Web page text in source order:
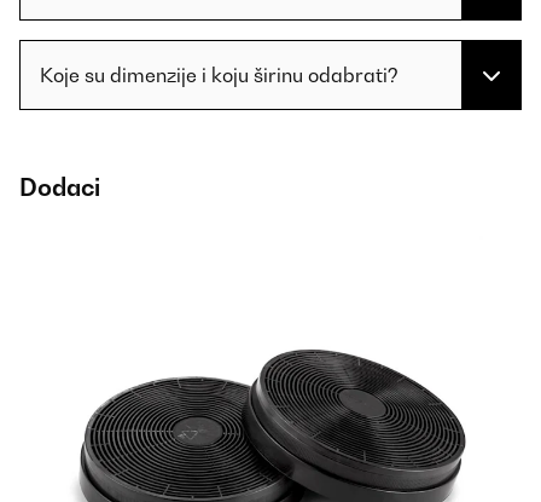
Koje su dimenzije i koju širinu odabrati?
Dodaci